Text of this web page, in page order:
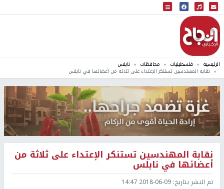
البث المباشر
إذاعة النجاح
الرئيسية فلسطينيات محافظات نابلس
نقابة المهندسين تستنكر الإعتداء على ثلاثة من أعضائها في نابلس
نقابة المهندسين تستنكر الإعتداء على ثلاثة من
أعضائها في نابلس
تم النشر بتاريخ: 2018-06-09 14:47